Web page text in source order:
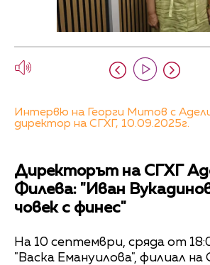
Интервю на Георги Митов с
директор на СГХГ, 10.09.2025г.
Директорът на СГХГ
Филева: "Иван
човек с финес"
На 10 септември, сряда от
"Васка Емануилова", филиал на